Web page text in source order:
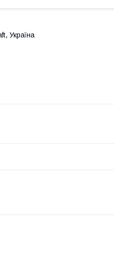
Україна